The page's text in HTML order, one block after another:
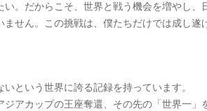
。だからこそ、世界と戦う機会を増やし、
せん。この挑戦は、僕たちだけでは成し遂
という世界に誇る記録を持っています。
アカップの王座奪還、その先の「世界一」